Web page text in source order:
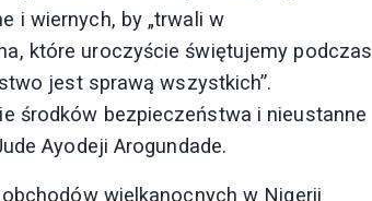
i wiernych, by „trwali w
które uroczyście świętujemy podczas
jest sprawą wszystkich”.
środków bezpieczeństwa i nieustanne
Ayodeji Arogundade.
wielkanocnych w Nigerii